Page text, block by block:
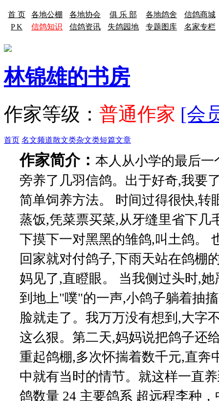
首 页 各地公棚 各地协会 俱 乐 部 各地鸽舍
信鸽商城
P K
信鸽知识 信鸽资讯 失鸽园地 专题图库 名家专栏
林锦雄的书房
作家等级： 普通作家 [会
首页 名文频道散文类杂文类短篇文章
作家简介： 本人从小学的最后
旁养了几羽信鸽。出于好奇,我要
简单饲养方法。 时间过得很快,转
蒸饭,凭菜票买菜,从牙缝里省下几
下摸下一对黑黑的雏鸽,叫土鸽。
回家就对付鸽子,下雨天站在鸽棚
妈见了,直瞪眼。 当我侧过头时,
到地上"噗"的一声,小鸽子躺着抽
脸就走了。我万万没有想到,大字
这么狠。第二天,妈妈说把鸽子还
重起鸽棚,多次怀揣着数千元,直奔
中就有当时的情节。就这样一直
鸽数量 24 主要鸽系 超远程李种